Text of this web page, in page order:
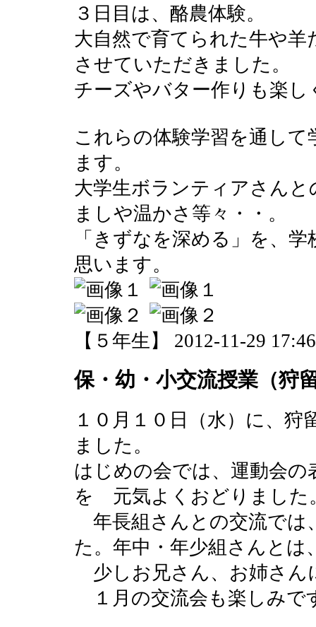
３日目は、酪農体験。
大自然で育てられた牛や
させていただきました。
チーズやバター作りも楽
これらの体験学習を通し
ます。
大学生ボランティアさん
ましや温かさ等々・・。
「きずなを深める」を、
思います。
【５年生】 2012-11-29
保・幼・小交流授業（狩
１０月１０日（水）に、
ました。
はじめの会では、運動会
を 元気よくおどりました
年長組さんとの交流では
た。年中・年少組さんと
少しお兄さん、お姉さん
１月の交流会も楽しみで